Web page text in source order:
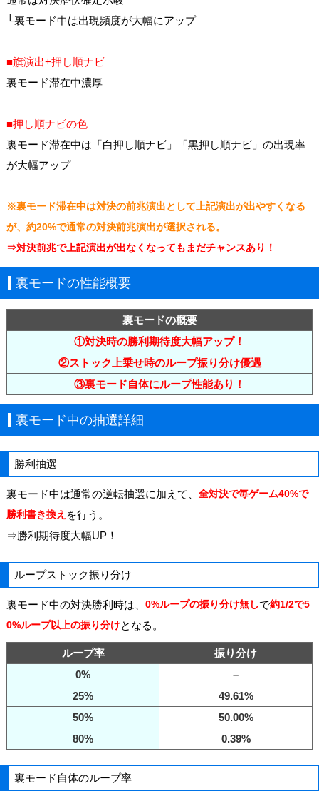
└裏モード中は出現頻度が大幅にアップ
■旗演出+押し順ナビ
裏モード滞在中濃厚
■押し順ナビの色
裏モード滞在中は「白押し順ナビ」「黒押し順ナビ」の出現率
が大幅アップ
※裏モード滞在中は対決の前兆演出として上記演出が出やすくなる
が、約20%で通常の対決前兆演出が選択される。
⇒対決前兆で上記演出が出なくなってもまだチャンスあり！
裏モードの性能概要
裏モードの概要
①対決時の勝利期待度大幅アップ！
②ストック上乗せ時のループ振り分け優遇
③裏モード自体にループ性能あり！
裏モード中の抽選詳細
勝利抽選
裏モード中は通常の逆転抽選に加えて、 全対決で毎ゲーム40%で
勝利書き換え を行う。
⇒勝利期待度大幅UP！
ループストック振り分け
裏モード中の対決勝利時は、 0%ループの振り分け無しで約1/2で5
0%ループ以上の振り分けとなる。
ループ率
振り分け
0%
–
25%
49.61%
50%
50.00%
80%
0.39%
裏モード自体のループ率